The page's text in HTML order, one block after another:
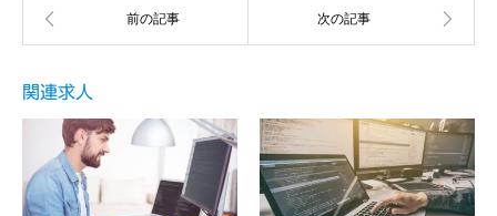
関連求人